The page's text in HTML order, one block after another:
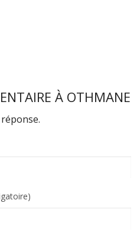
À OTHMANE